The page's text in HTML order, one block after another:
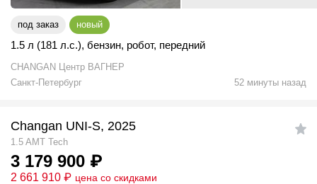
под заказ новый
1.5 л (181 л.с.), бензин, робот, передний
CHANGAN Центр ВАГНЕР
Санкт-Петербург
52 минуты назад
Changan UNI-S, 2025
1.5 AMT Tech
3 179 900 ₽
2 661 910 ₽ цена со скидками